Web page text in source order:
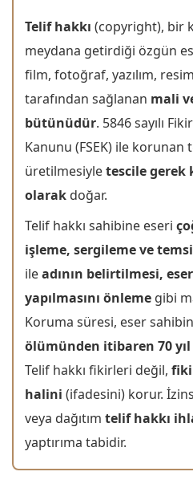
Telif hakkı (copyright), bir
meydana getirdiği özgün
film, fotoğraf, yazılım,
tarafından sağlanan mali
bütünüdür. 5846 sayılı
Kanunu (FSEK) ile korunan
üretilmesiyletescile
olarak doğar.
Telif hakkı sahibine eseri
işleme, sergileme ve
ileadının belirtilmesi,
yapılmasını önleme gibi
Koruma süresi, eser
ölümünden itibaren 70 yıl
Telif hakkı fikirleri değil,
halini (ifadesini) korur.
veya dağıtım telif hakkı
yaptırıma tabidir.